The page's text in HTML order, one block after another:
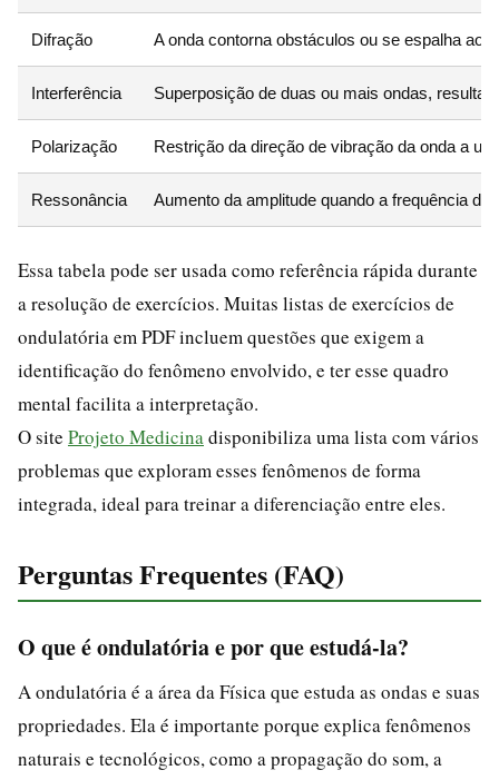
Difração A onda contorna obstáculos ou se espalha ao
Interferência Superposição de duas ou mais ondas,
Polarização Restrição da direção de vibração da onda a
Ressonância Aumento da amplitude quando a frequência
Essa tabela pode ser usada como referência rápida durante
a resolução de exercícios. Muitas listas de exercícios de
ondulatória em PDF incluem questões que exigem a
identificação do fenômeno envolvido, e ter esse quadro
mental facilita a interpretação.
O site Projeto Medicina disponibiliza uma lista com vários
problemas que exploram esses fenômenos de forma
integrada, ideal para treinar a diferenciação entre eles.
Perguntas Frequentes (FAQ)
O que é ondulatória e por que estudá-la?
A ondulatória é a área da Física que estuda as ondas e suas
propriedades. Ela é importante porque explica fenômenos
naturais e tecnológicos, como a propagação do som, a